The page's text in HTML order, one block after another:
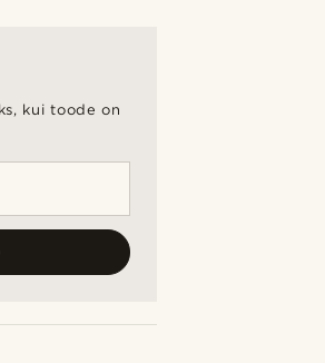
kui toode on